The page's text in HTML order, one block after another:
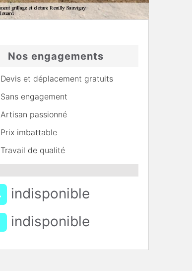
Nos engagements
Devis et déplacement gratuits
Sans engagement
Artisan passionné
Prix imbattable
Travail de qualité
indisponible
indisponible